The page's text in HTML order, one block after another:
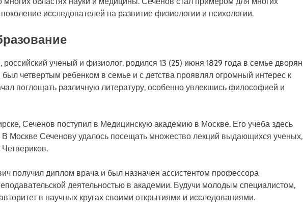
исследователей на развитие физиологии и психологии.
ученый и физиолог, родился 13 (25) июня 1829 года в семье дворян
четвертым ребенком в семье и с детства проявлял огромный интерес к
поглощать различную литературу, особенно увлекшись философией и
Сеченов поступил в Медицинскую академию в Москве. Его учеба здесь
Москве Сеченову удалось посещать множество лекций выдающихся ученых,
получил диплом врача и был назначен ассистентом профессора
деятельностью в академии. Будучи молодым специалистом,
в научных кругах своими открытиями и исследованиями.